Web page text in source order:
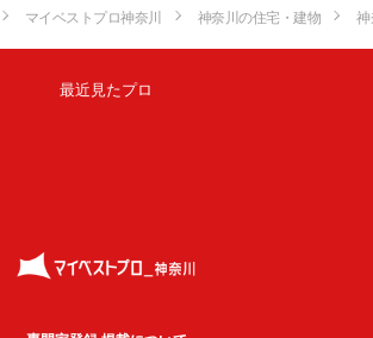
マイベストプロ神奈川 神奈川の住宅・建物
最近見たプロ